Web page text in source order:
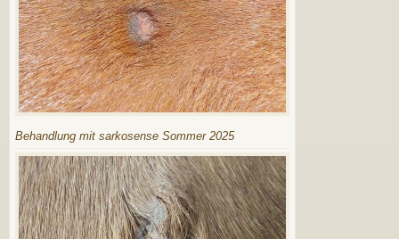
Behandlung mit sarkosense Sommer 2025